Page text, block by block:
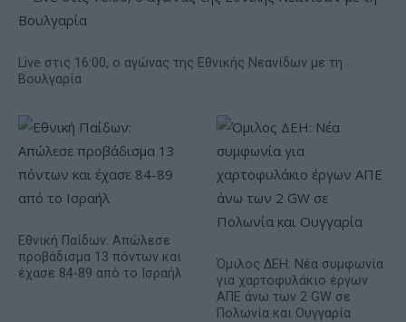
Live στις 16:00, ο αγώνας της Εθνικής Νεανίδων με τη
Βουλγαρία
Εθνική Παίδων: Απώλεσε
προβάδισμα 13 πόντων και
έχασε 84-89 από το Ισραήλ
Όμιλος ΔΕΗ: Νέα συμφωνία
για χαρτοφυλάκιο έργων
ΑΠΕ άνω των 2 GW σε
Πολωνία και Ουγγαρία